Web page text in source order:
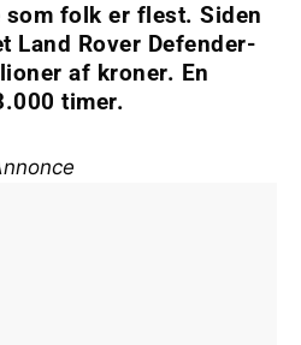
folk er flest. Siden
Land Rover Defender-
af kroner. En
timer.